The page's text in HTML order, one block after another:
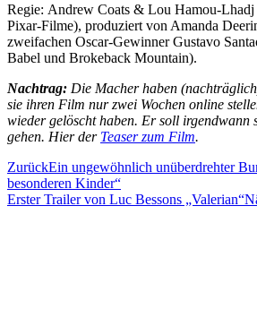
Regie: Andrew Coats & Lou Hamou-Lhadj
Pixar-Filme), produziert von Amanda
zweifachen Oscar-Gewinner Gustavo
Babel und Brokeback Mountain).
Nachtrag: Die Macher haben
sie ihren Film nur zwei Wochen online
wieder gelöscht haben. Er soll irgendwann
gehen. Hier der Teaser zum Film.
ZurückEin ungewöhnlich unüberdrehter
besonderen Kinder“
Erster Trailer von Luc Bessons „Valerian“